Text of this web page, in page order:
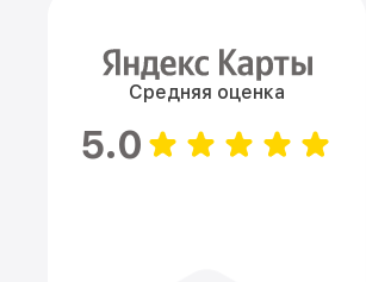
Средняя оценка
5.0